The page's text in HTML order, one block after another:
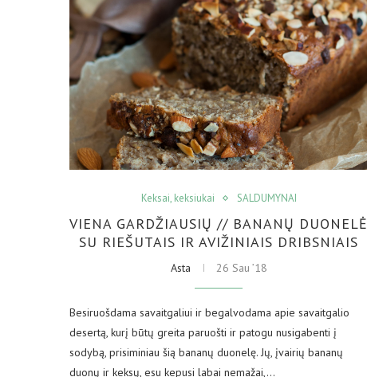
Keksai, keksiukai SALDUMYNAI
VIENA GARDŽIAUSIŲ // BANANŲ DUONELĖ
SU RIEŠUTAIS IR AVIŽINIAIS DRIBSNIAIS
Asta 26 Sau ’18
Besiruošdama savaitgaliui ir begalvodama apie savaitgalio
desertą, kurį būtų greita paruošti ir patogu nusigabenti į
sodybą, prisiminiau šią bananų duonelę. Jų, įvairių bananų
duonų ir keksų, esu kepusi labai nemažai,…